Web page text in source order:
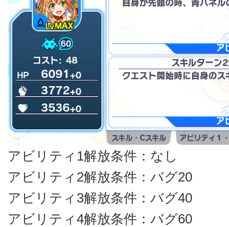
アビリティ1解放条件：なし
アビリティ2解放条件：バグ20
アビリティ3解放条件：バグ40
アビリティ4解放条件：バグ60